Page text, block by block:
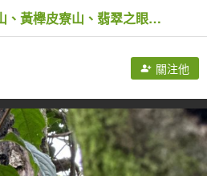
烏窟子山、獵貍尖山、黃櫸皮寮山、翡翠之眼O走
關注他